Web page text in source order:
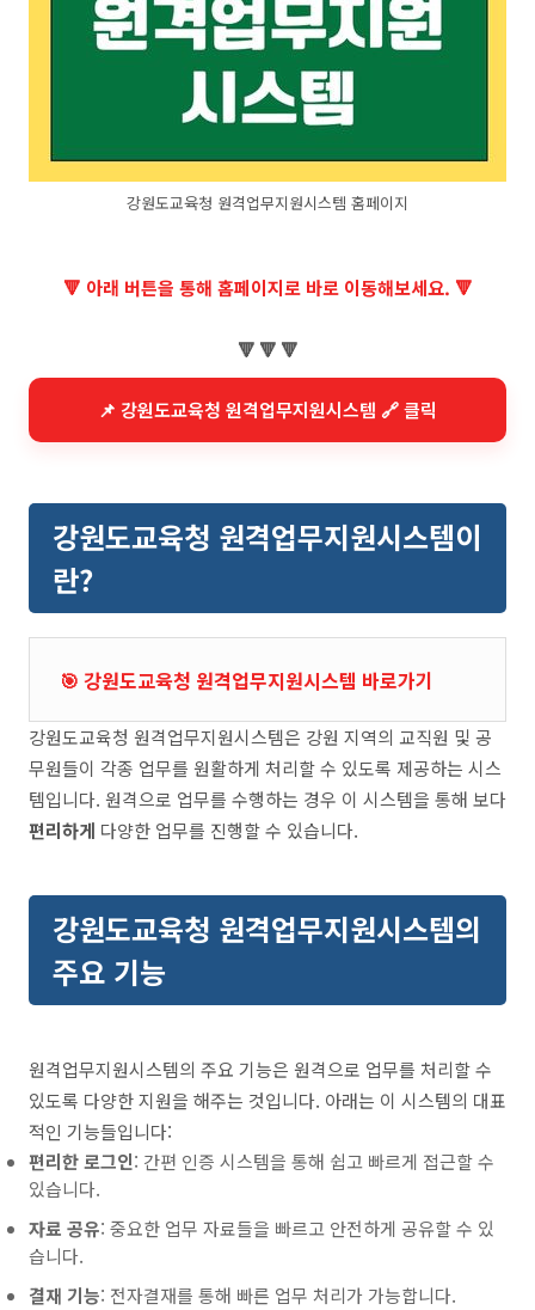
강원도교육청 원격업무지원시스템 홈페이지
🔻 아래 버튼을 통해 홈페이지로 바로 이동해보세요. 🔻
🔻 🔻 🔻
📌 강원도교육청 원격업무지원시스템 🔗 클릭
강원도교육청 원격업무지원시스템이
란?
🎯 강원도교육청 원격업무지원시스템 바로가기
강원도교육청 원격업무지원시스템은 강원 지역의 교직원 및 공
무원들이 각종 업무를 원활하게 처리할 수 있도록 제공하는 시스
템입니다. 원격으로 업무를 수행하는 경우 이 시스템을 통해 보다
편리하게 다양한 업무를 진행할 수 있습니다.
강원도교육청 원격업무지원시스템의
주요 기능
원격업무지원시스템의 주요 기능은 원격으로 업무를 처리할 수
있도록 다양한 지원을 해주는 것입니다. 아래는 이 시스템의 대표
적인 기능들입니다:
편리한 로그인: 간편 인증 시스템을 통해 쉽고 빠르게 접근할 수
있습니다.
자료 공유: 중요한 업무 자료들을 빠르고 안전하게 공유할 수 있
습니다.
결재 기능: 전자결재를 통해 빠른 업무 처리가 가능합니다.